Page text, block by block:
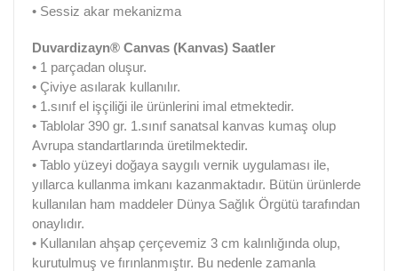
• Sessiz akar mekanizma
Duvardizayn® Canvas (Kanvas) Saatler
• 1 parçadan oluşur.
• Çiviye asılarak kullanılır.
• 1.sınıf el işçiliği ile ürünlerini imal etmektedir.
• Tablolar 390 gr. 1.sınıf sanatsal kanvas kumaş olup
Avrupa standartlarında üretilmektedir.
• Tablo yüzeyi doğaya saygılı vernik uygulaması ile,
yıllarca kullanma imkanı kazanmaktadır. Bütün ürünlerde
kullanılan ham maddeler Dünya Sağlık Örgütü tarafından
onaylıdır.
• Kullanılan ahşap çerçevemiz 3 cm kalınlığında olup,
kurutulmuş ve fırınlanmıştır. Bu nedenle zamanla